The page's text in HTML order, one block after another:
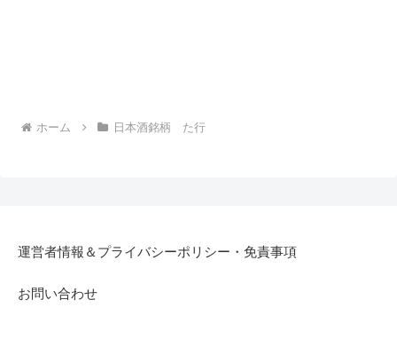
ホーム 日本酒銘柄 た行
運営者情報＆プライバシーポリシー・免責事項
お問い合わせ